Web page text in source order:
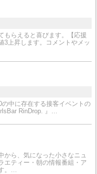
もらえると喜びます。【応援
3上昇します。コメントやメッ
の中に存在する接客イベントの
RinDrop. 』…
から、気になった小さなニュ
エティー・朝の情報番組・ア
。…